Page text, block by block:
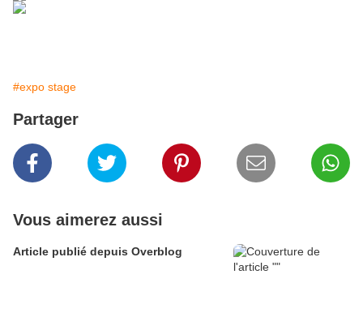
#expo stage
Partager
Vous aimerez aussi
Article publié depuis Overblog